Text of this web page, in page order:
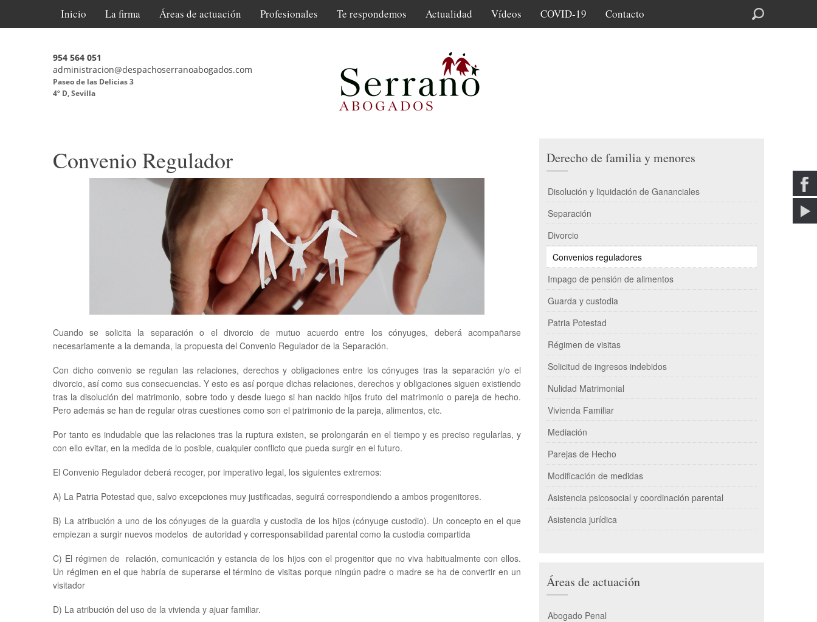
Inicio La firma Áreas de actuación Profesionales Te respondemos Actualidad Vídeos COVID-19 Contacto
954 564 051
administracion@despachoserranoabogados.com
Paseo de las Delicias 3
4º D, Sevilla
Convenio Regulador
Cuando se solicita la separación o el divorcio de mutuo acuerdo entre los cónyuges, deberá acompañarse
necesariamente a la demanda, la propuesta del Convenio Regulador de la Separación.
Con dicho convenio se regulan las relaciones, derechos y obligaciones entre los cónyuges tras la separación y/o el
divorcio, así como sus consecuencias. Y esto es así porque dichas relaciones, derechos y obligaciones siguen existiendo
tras la disolución del matrimonio, sobre todo y desde luego si han nacido hijos fruto del matrimonio o pareja de hecho.
Pero además se han de regular otras cuestiones como son el patrimonio de la pareja, alimentos, etc.
Por tanto es indudable que las relaciones tras la ruptura existen, se prolongarán en el tiempo y es preciso regularlas, y
con ello evitar, en la medida de lo posible, cualquier conflicto que pueda surgir en el futuro.
El Convenio Regulador deberá recoger, por imperativo legal, los siguientes extremos:
A) La Patria Potestad que, salvo excepciones muy justificadas, seguirá correspondiendo a ambos progenitores.
B) La atribución a uno de los cónyuges de la guardia y custodia de los hijos (cónyuge custodio). Un concepto en el que
empiezan a surgir nuevos modelos de autoridad y corresponsabilidad parental como la custodia compartida
C) El régimen de relación, comunicación y estancia de los hijos con el progenitor que no viva habitualmente con ellos.
Un régimen en el que habría de superarse el término de visitas porque ningún padre o madre se ha de convertir en un
visitador
D) La atribución del uso de la vivienda y ajuar familiar.
Derecho de familia y menores
Disolución y liquidación de Gananciales
Separación
Divorcio
Convenios reguladores
Impago de pensión de alimentos
Guarda y custodia
Patria Potestad
Régimen de visitas
Solicitud de ingresos indebidos
Nulidad Matrimonial
Vivienda Familiar
Mediación
Parejas de Hecho
Modificación de medidas
Asistencia psicosocial y coordinación parental
Asistencia jurídica
Áreas de actuación
Abogado Penal